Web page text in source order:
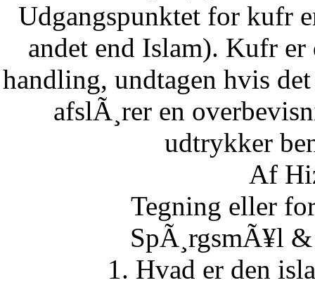
Udgangspunktet for kufr
andet end Islam). Kufr
handling, undtagen hvis
afslÃ¸rer en
udtrykker
Af
Tegning eller
SpÃ¸rgsmÃ¥l
1. Hvad er den